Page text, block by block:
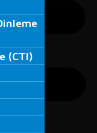
(CTI)
(CTI)